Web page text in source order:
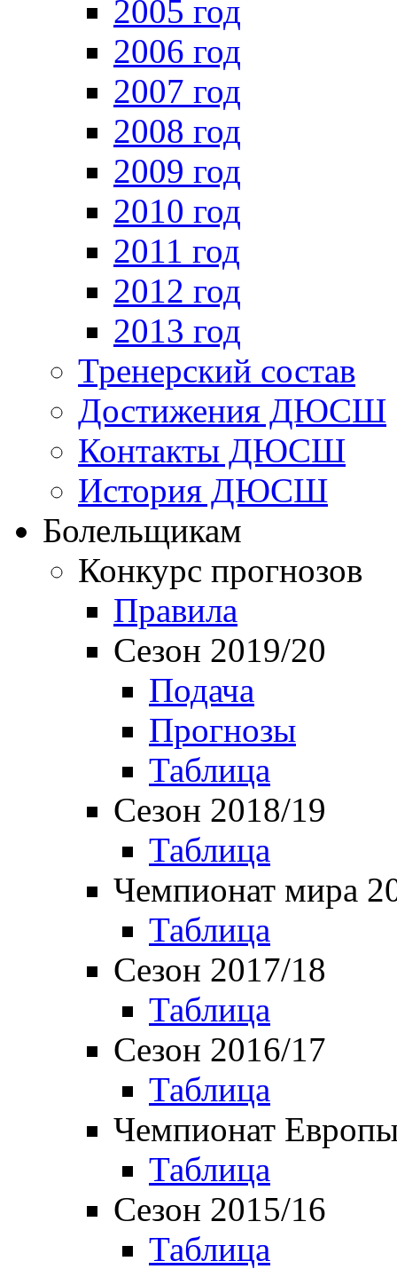
2005 год
2006 год
2007 год
2008 год
2009 год
2010 год
2011 год
2012 год
2013 год
Тренерский состав
Достижения ДЮСШ
Контакты ДЮСШ
История ДЮСШ
Болельщикам
Конкурс прогнозов
Правила
Сезон 2019/20
Подача
Прогнозы
Таблица
Сезон 2018/19
Таблица
Чемпионат мира
Таблица
Сезон 2017/18
Таблица
Сезон 2016/17
Таблица
Чемпионат
Таблица
Сезон 2015/16
Таблица